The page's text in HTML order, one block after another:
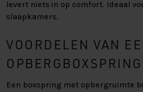
levert niets in op comfort. Ideaal
slaapkamers.
VOORDELEN VAN
OPBERGBOXSPRING
Een boxspring met opbergruimte